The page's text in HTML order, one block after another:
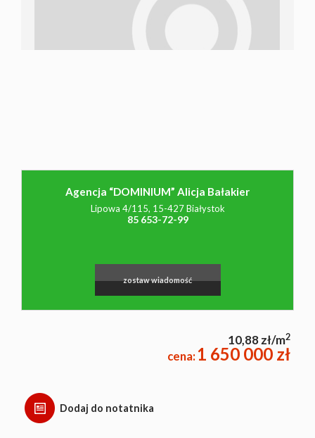
O NAS
Agencja “DOMINIUM” Alicja Bałakier
Lipowa 4/115, 15-427 Białystok
85 653-72-99
zostaw wiadomość
10,88 zł/m2
cena:1 650 000 zł
Dodaj do notatnika